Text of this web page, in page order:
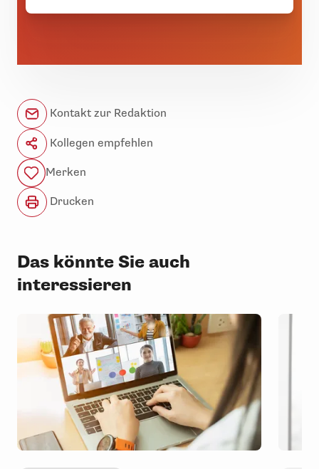
Kontakt zur Redaktion
Kollegen empfehlen
Merken
Drucken
Das könnte Sie auch
interessieren